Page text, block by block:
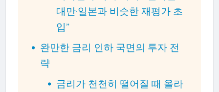
대만·일본과 비슷한 재평가 초
입”
완만한 금리 인하 국면의 투자 전
략
금리가 천천히 떨어질 때 올라